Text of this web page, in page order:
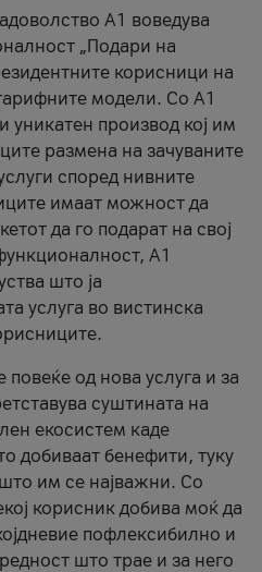
А1 воведува
„Подари на
корисници на
модели. Со A1
уникатен производ кој им
размена на зачуваните
според нивните
имаат можност да
да го подарат на свој
А1
што ја
услуга во вистинска
од нова услуга и за
суштината на
екосистем каде
добиваат бенефити, туку
им се најважни. Со
корисник добива моќ да
пофлексибилно и
што трае и за него